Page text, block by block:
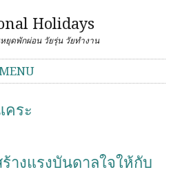
Holidays
ยุดพักผ่อน วัยรุ่น วัยทำงาน
คระ
างแรงบันดาลใจให้กับ